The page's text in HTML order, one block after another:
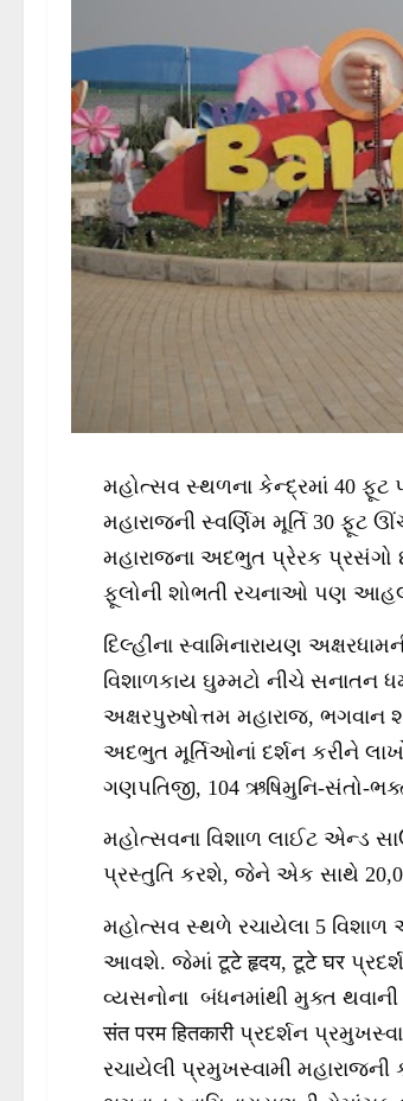
મહોત્સવ સ્થળના કેન્દ્રમાં 40 ફૂટ
મહારાજની સ્વર્ણિમ મૂર્તિ 30 ફૂટ
મહારાજના અદભુત પ્રેરક પ્રસંગો
ફૂલોની શોભતી રચનાઓ પણ
દિલ્હીના સ્વામિનારાયણ
વિશાળકાય ઘુમ્મટો નીચે સનાતન
અક્ષરપુરુષોત્તમ મહારાજ, ભગવાન
અદભુત મૂર્તિઓનાં દર્શન કરીને
ગણપતિજી, 104 ઋષિમુનિ-સંતો-
મહોત્સવના વિશાળ લાઈટ એન્ડ
પ્રસ્તુતિ કરશે, જેને એક સાથે
મહોત્સવ સ્થળે રચાયેલા 5 વિશાળ
આવશે. જેમાં टूटे हृदय, टूटे घर પ્રદર્શન
વ્યસનોના બંધનમાંથી મુક્ત થવાની
संत परम हितकारी પ્રદર્શન
રચાયેલી પ્રમુખસ્વામી